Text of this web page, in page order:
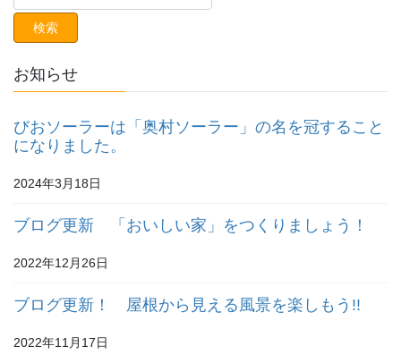
お知らせ
びおソーラーは「奥村ソーラー」の名を冠すること
になりました。
2024年3月18日
ブログ更新 「おいしい家」をつくりましょう！
2022年12月26日
ブログ更新！ 屋根から見える風景を楽しもう!!
2022年11月17日